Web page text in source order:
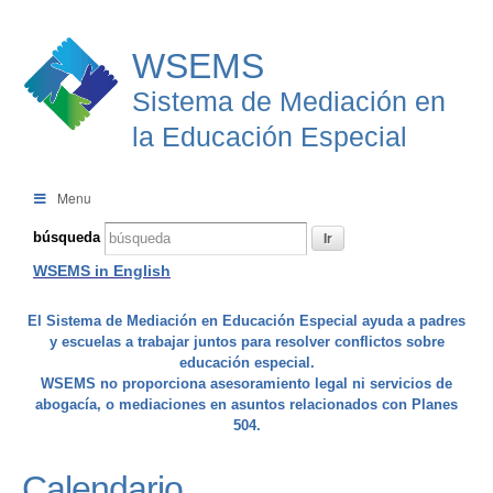
WSEMS
Sistema de Mediación en
la Educación Especial
Menu
búsqueda
WSEMS in English
El Sistema de Mediación en Educación Especial ayuda a padres
y escuelas a trabajar juntos para resolver conflictos sobre
educación especial.
WSEMS no proporciona asesoramiento legal ni servicios de
abogacía, o mediaciones en asuntos relacionados con Planes
504.